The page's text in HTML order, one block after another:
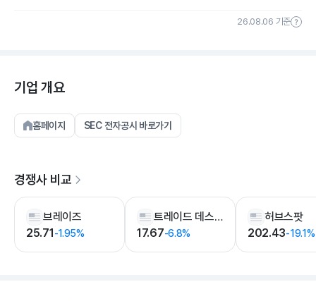
26.08.06 기준
기업 개요
홈페이지 SEC 전자공시 바로가기
경쟁사 비교
브레이즈
25.71-1.95%
트레이드 데스크
17.67-6.8%
허브스팟
202.43-19.1%